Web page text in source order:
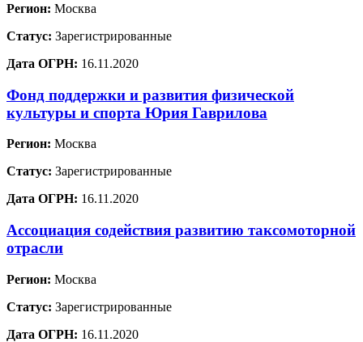
Регион: Москва
Статус: Зарегистрированные
Дата ОГРН: 16.11.2020
Фонд поддержки и развития физической
культуры и спорта Юрия Гаврилова
Регион: Москва
Статус: Зарегистрированные
Дата ОГРН: 16.11.2020
Ассоциация содействия развитию таксомоторной
отрасли
Регион: Москва
Статус: Зарегистрированные
Дата ОГРН: 16.11.2020